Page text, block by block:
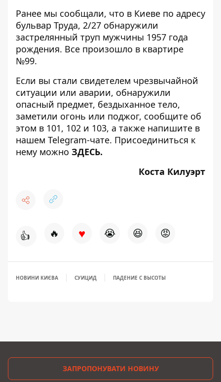
Ранее мы сообщали, что в Киеве по адресу
бульвар Труда, 2/27 обнаружили
застрелянный труп мужчины 1957 года
рождения. Все произошло в квартире
№99.
Если вы стали свидетелем чрезвычайной
ситуации или аварии, обнаружили
опасный предмет, бездыханное тело,
заметили огонь или поджог, сообщите об
этом в 101, 102 и 103, а также напишите в
нашем Telegram-чате. Присоединиться к
нему можно ЗДЕСЬ.
Коста Килуэрт
👍 🔥 ♥ 😭 😆 😡
НОВИНИ КИЄВА СУИЦИД ПАДЕНИЕ С ВЫСОТЫ
ЗАПРОПОНУВАТИ НОВИНУ